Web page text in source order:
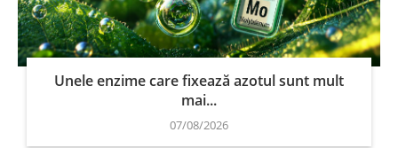
Unele enzime care fixează azotul sunt mult
mai...
07/08/2026